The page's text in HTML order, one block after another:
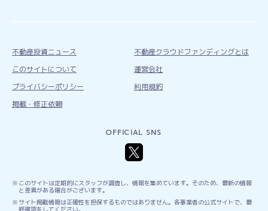
不動産投資ニュース
不動産クラウドファンディングとは
このサイトについて
運営会社
プライバシーポリシー
利用規約
掲載・修正依頼
OFFICIAL SNS
このサイトは定期的にスタッフが調査し、情報を集めています。そのため、最新の情報
と差異がある場合がございます。
サイト掲載情報は正確性を担保するものではありません。各事業者の公式サイトで、最
終確認をしてください。